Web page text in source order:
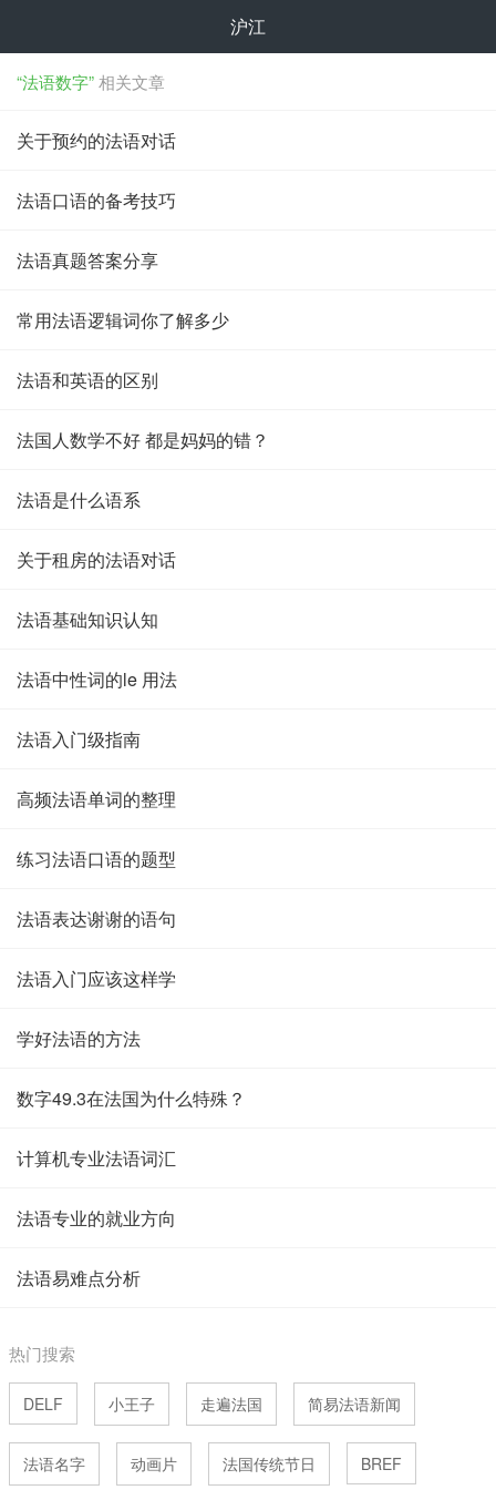
沪江
“法语数字”相关文章
关于预约的法语对话
法语口语的备考技巧
法语真题答案分享
常用法语逻辑词你了解多少
法语和英语的区别
法国人数学不好 都是妈妈的错？
法语是什么语系
关于租房的法语对话
法语基础知识认知
法语中性词的le 用法
法语入门级指南
高频法语单词的整理
练习法语口语的题型
法语表达谢谢的语句
法语入门应该这样学
学好法语的方法
数字49.3在法国为什么特殊？
计算机专业法语词汇
法语专业的就业方向
法语易难点分析
热门搜索
DELF 小王子 走遍法国 简易法语新闻
法语名字 动画片 法国传统节日 BREF